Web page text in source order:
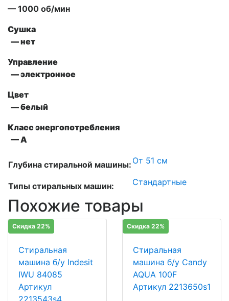
— 1000 об/мин
Сушка
— нет
Управление
— электронное
Цвет
— белый
Класс энергопотребления
— А
Глубина стиральной машины: От 51 см
Типы стиральных машин: Стандартные
Похожие товары
Скидка 22%
Стиральная
машина б/у Indesit
IWU 84085
Артикул
2213543s4
Скидка 22%
Стиральная
машина б/у Candy
AQUA 100F
Артикул 2213650s1